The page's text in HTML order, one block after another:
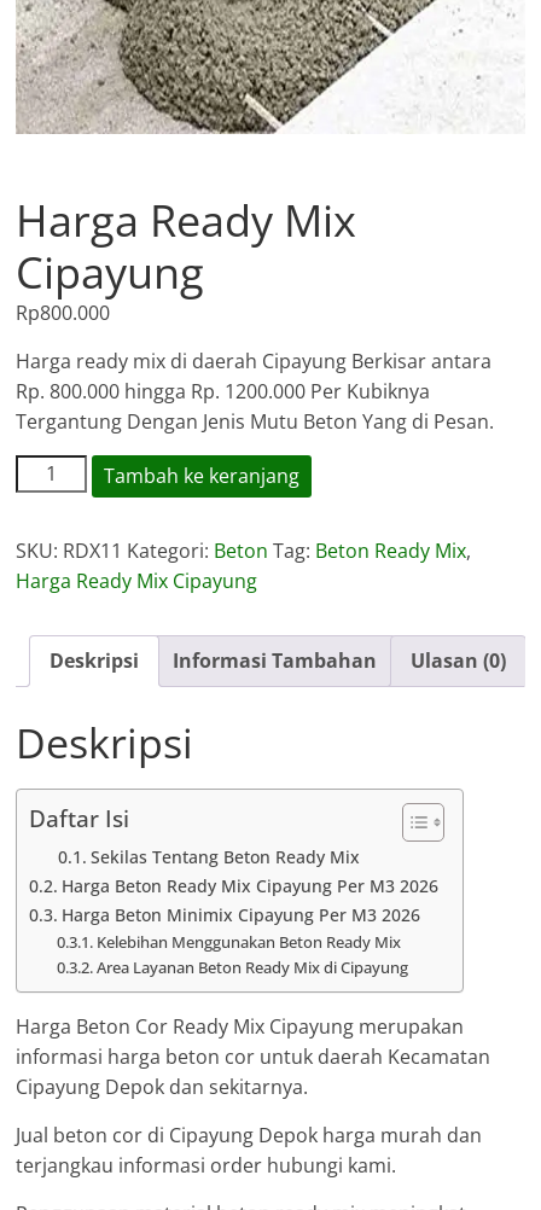
Harga Ready Mix
Cipayung
Rp800.000
Harga ready mix di daerah Cipayung Berkisar antara
Rp. 800.000 hingga Rp. 1200.000 Per Kubiknya
Tergantung Dengan Jenis Mutu Beton Yang di Pesan.
Kuantitas
Harga
Mix
Cipayung
Tambah ke keranjang
SKU: RDX11 Kategori: Beton Tag: Beton Ready Mix,
Harga Ready Mix Cipayung
Deskripsi Informasi Tambahan Ulasan (0)
Deskripsi
Daftar Isi
Sekilas Tentang Beton Ready Mix
Harga Beton Ready Mix Cipayung Per M3 2026
Harga Beton Minimix Cipayung Per M3 2026
Kelebihan Menggunakan Beton Ready Mix
Area Layanan Beton Ready Mix di Cipayung
Harga Beton Cor Ready Mix Cipayung merupakan
informasi harga beton cor untuk daerah Kecamatan
Cipayung Depok dan sekitarnya.
Jual beton cor di Cipayung Depok harga murah dan
terjangkau informasi order hubungi kami.